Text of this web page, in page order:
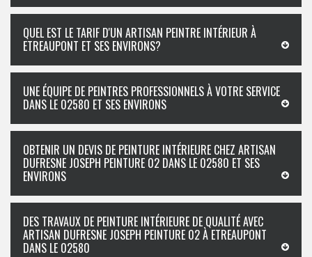
QUEL EST LE TARIF D'UN ARTISAN PEINTRE INTÉRIEUR À
ETREAUPONT ET SES ENVIRONS?
UNE ÉQUIPE DE PEINTRES PROFESSIONNELS À VOTRE SERVICE
DANS LE 02580 ET SES ENVIRONS
OBTENIR UN DEVIS DE PEINTURE INTÉRIEURE CHEZ ARTISAN
DUFRESNE JOSEPH PEINTURE 02 DANS LE 02580 ET SES
ENVIRONS
DES TRAVAUX DE PEINTURE INTÉRIEURE DE QUALITÉ AVEC
ARTISAN DUFRESNE JOSEPH PEINTURE 02 À ETREAUPONT
DANS LE 02580